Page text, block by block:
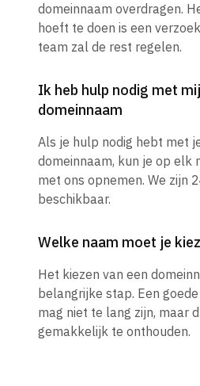
domeinnaam overdragen.
hoeft te doen is een
team zal de rest regelen.
Ik heb hulp nodig met
domeinnaam
Als je hulp nodig hebt met
domeinnaam, kun je op elk
met ons opnemen. We zijn
beschikbaar.
Welke naam moet je
Het kiezen van een
belangrijke stap. Een
mag niet te lang zijn, maar
gemakkelijk te onthouden.